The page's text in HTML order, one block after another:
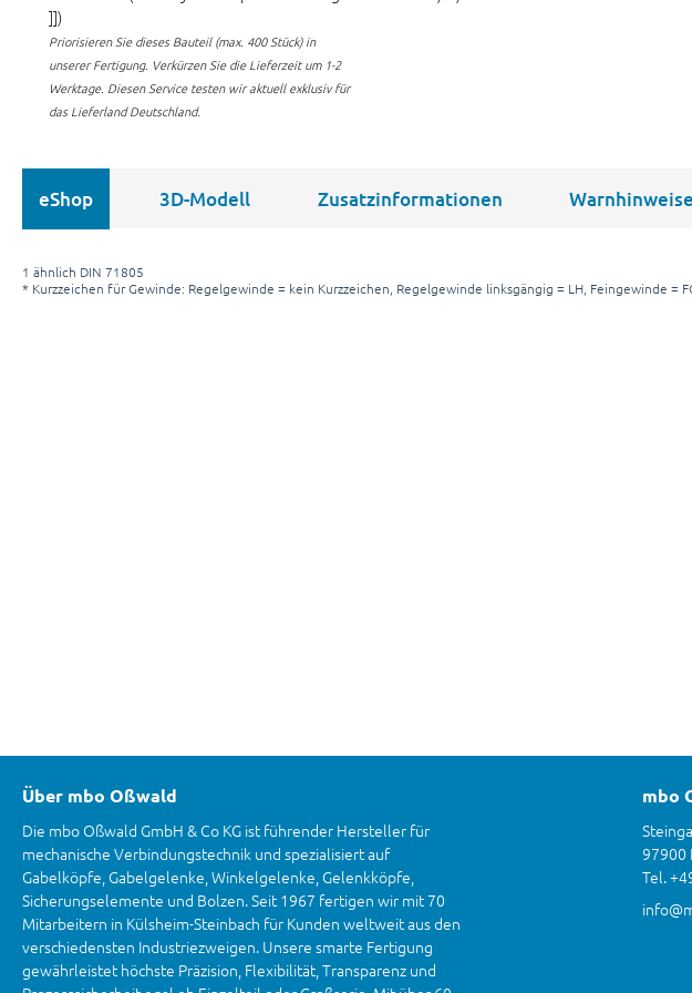
]])
Priorisieren Sie dieses Bauteil (max. 400 Stück) in
unserer Fertigung. Verkürzen Sie die Lieferzeit um 1-2
Werktage. Diesen Service testen wir aktuell exklusiv für
das Lieferland Deutschland.
eShop 3D-Modell Zusatzinformationen Warnhinweise
1 ähnlich DIN 71805
* Kurzzeichen für Gewinde: Regelgewinde = kein Kurzzeichen, Regelgewinde linksgängig = LH, Feingewinde =
Über mbo Oßwald
Die mbo Oßwald GmbH & Co KG ist führender Hersteller für
mechanische Verbindungstechnik und spezialisiert auf
Gabelköpfe, Gabelgelenke, Winkelgelenke, Gelenkköpfe,
Sicherungselemente und Bolzen. Seit 1967 fertigen wir mit 70
Mitarbeitern in Külsheim-Steinbach für Kunden weltweit aus den
verschiedensten Industriezweigen. Unsere smarte Fertigung
gewährleistet höchste Präzision, Flexibilität, Transparenz und
mbo
97900
Tel.